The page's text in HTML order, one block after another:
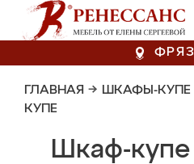
ГЛАВНАЯ → ШКАФЫ-КУПЕ
КУПЕ
Шкаф-